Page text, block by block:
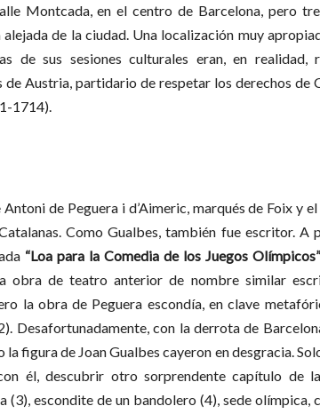
Montcada, en el centro de Barcelona, pero
de la ciudad. Una localización muy
de sus sesiones culturales eran, en realidad,
Austria, partidario de respetar los derechos de
1714).
de Peguera i d’Aimeric, marqués de Foix y
Como Gualbes, también fue escritor. A
“Loa para la Comedia de los Juegos Olímpicos”
obra de teatro anterior de nombre similar
la obra de Peguera escondía, en clave
Desafortunadamente, con la derrota de
figura de Joan Gualbes cayeron en desgracia.
él, descubrir otro sorprendente capítulo de
(3), escondite de un bandolero (4), sede olímpica,